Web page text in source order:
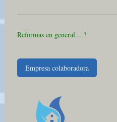
Reformas en general....?
Empresa colaboradora